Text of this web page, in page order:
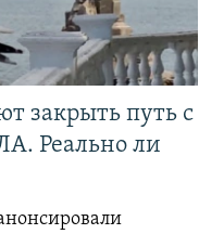
закрыть путь с
Реально ли